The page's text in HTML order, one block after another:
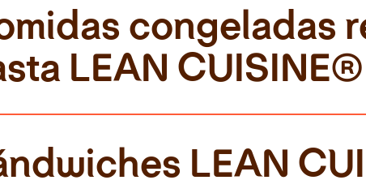
congeladas
LEAN CUISINE®
LEAN